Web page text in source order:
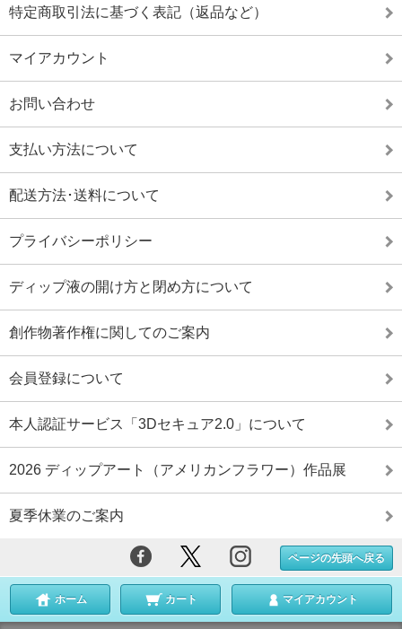
特定商取引法に基づく表記（返品など）
マイアカウント
お問い合わせ
支払い方法について
配送方法･送料について
プライバシーポリシー
ディップ液の開け方と閉め方について
創作物著作権に関してのご案内
会員登録について
本人認証サービス「3Dセキュア2.0」について
2026 ディップアート（アメリカンフラワー）作品展
夏季休業のご案内
ページの先頭へ戻る
ホーム カート マイアカウント